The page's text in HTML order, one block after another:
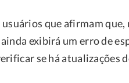
que afirmam que,
exibirá um erro de
se há atualizações